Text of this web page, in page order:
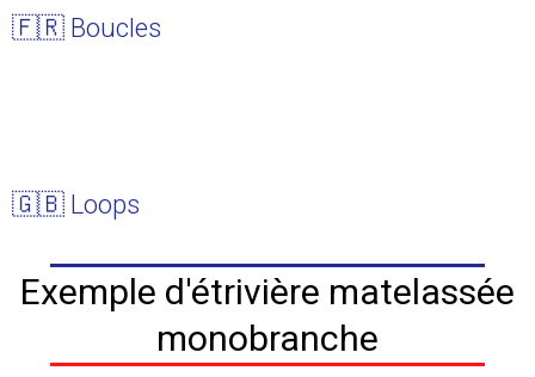
🇫🇷 Boucles
🇬🇧 Loops
Exemple d'étrivière matelassée
monobranche